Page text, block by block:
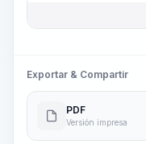
Exportar & Compartir
PDF
Versión impresa